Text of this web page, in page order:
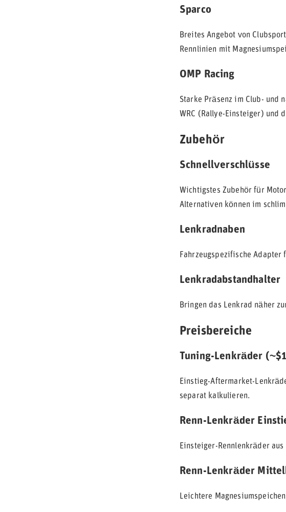
Sparco
Breites Angebot von
Rennlinien mit
OMP Racing
Starke Präsenz im Club- und
WRC (Rallye-Einsteiger) und
Zubehör
Schnellverschlüsse
Wichtigstes Zubehör für
Alternativen können im
Lenkradnaben
Fahrzeugspezifische
Lenkradabstandhalter
Bringen das Lenkrad näher
Preisbereiche
Tuning-Lenkräder
Einstieg-Aftermarket-
separat kalkulieren.
Renn-Lenkräder
Einsteiger-Rennlenkräder
Renn-Lenkräder
Leichtere